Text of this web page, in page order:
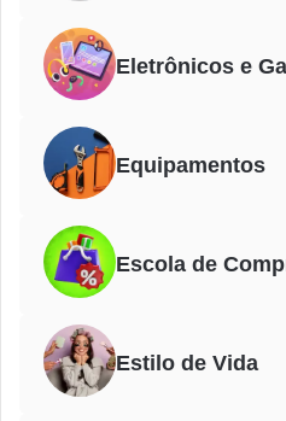
Eletrônicos e
Equipamentos
Escola de
Estilo de Vida